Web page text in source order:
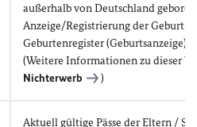
außerhalb von Deutschland
Anzeige/Registrierung der Geburt
Geburtenregister (Geburtsanzeige).
(Weitere Informationen zu dieser
Nichterwerb
)
Aktuell gültige Pässe der Eltern /